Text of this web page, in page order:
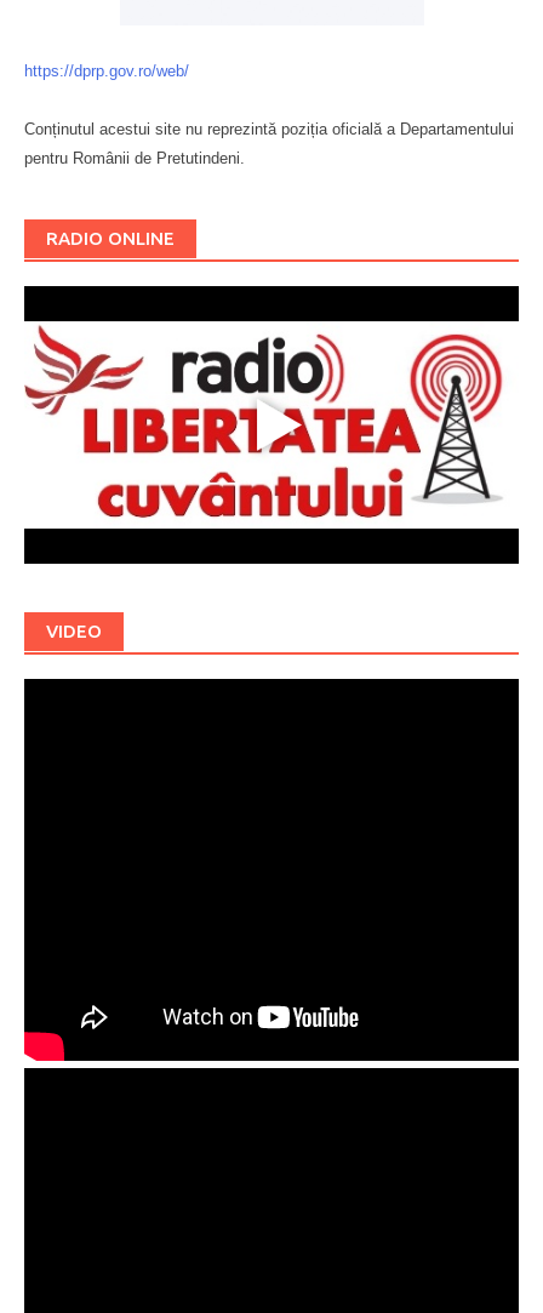
https://dprp.gov.ro/web/
Conținutul acestui site nu reprezintă poziția oficială a Departamentului
pentru Românii de Pretutindeni.
RADIO ONLINE
VIDEO